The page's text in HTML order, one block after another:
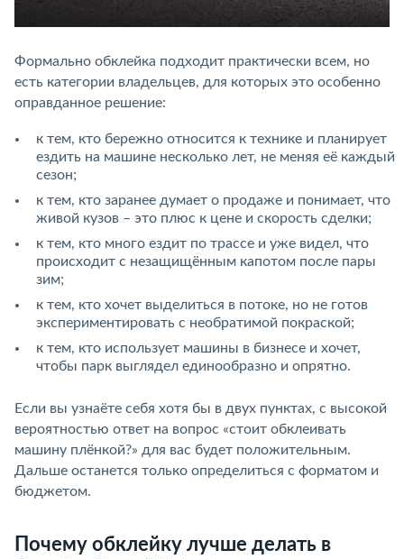
Формально обклейка подходит практически всем, но
есть категории владельцев, для которых это особенно
оправданное решение:
к тем, кто бережно относится к технике и планирует
ездить на машине несколько лет, не меняя её каждый
сезон;
к тем, кто заранее думает о продаже и понимает, что
живой кузов – это плюс к цене и скорость сделки;
к тем, кто много ездит по трассе и уже видел, что
происходит с незащищённым капотом после пары
зим;
к тем, кто хочет выделиться в потоке, но не готов
экспериментировать с необратимой покраской;
к тем, кто использует машины в бизнесе и хочет,
чтобы парк выглядел единообразно и опрятно.
Если вы узнаёте себя хотя бы в двух пунктах, с высокой
вероятностью ответ на вопрос «стоит обклеивать
машину плёнкой?» для вас будет положительным.
Дальше останется только определиться с форматом и
бюджетом.
Почему обклейку лучше делать в